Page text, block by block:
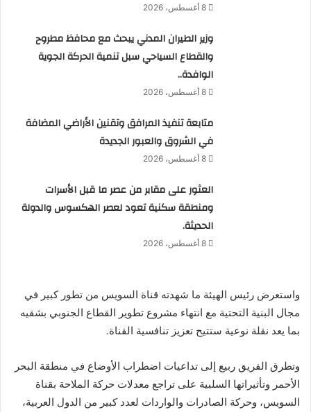
8 أغسطس، 2026
وزير الطيران المدني يبحث مع محافظ مطروح
والقطاع السياحي سبل تنمية الحركة الجوية
الوافدة..
8 أغسطس، 2026
متابعة تنفيذ المرافق وتقنين الأراضي المضافة
في الشروق والعبور الجديدة
8 أغسطس، 2026
العثور على مقابر من عصر ما قبل الأسرات
ومنطقة سكنية تعود لعصر الهكسوس والدولة
الحديثة.
8 أغسطس، 2026
واستعرض رئيس الهيئة ما شهدته قناة السويس من تطور كبير في
مجال البنية التحتية مع انتهاء مشروع تطوير القطاع الجنوبي بشقيه
بما يعد نقلة نوعية ستتيح تعزيز تنافسية القناة.
وتطرق الفريق ربيع إلى تداعيات اضطراب الأوضاع في منطقة البحر
الأحمر وتأثيراتها السلبية على تراجع معدلات حركة الملاحة بقناة
السويس، وحركة الصادرات والواردات لعدد كبير من الدول العربية،